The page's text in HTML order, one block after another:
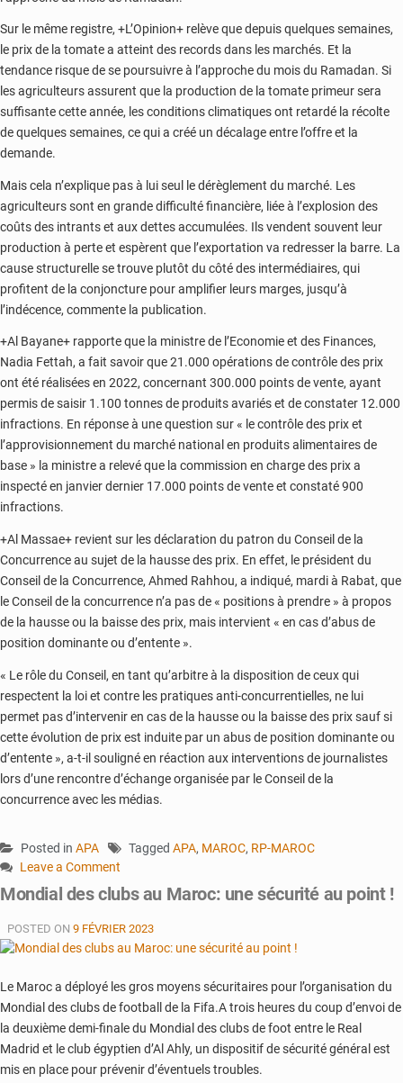
Sur le même registre, +L’Opinion+ relève que depuis quelques semaines,
le prix de la tomate a atteint des records dans les marchés. Et la
tendance risque de se poursuivre à l’approche du mois du Ramadan. Si
les agriculteurs assurent que la production de la tomate primeur sera
suffisante cette année, les conditions climatiques ont retardé la récolte
de quelques semaines, ce qui a créé un décalage entre l’offre et la
demande.
Mais cela n’explique pas à lui seul le dérèglement du marché. Les
agriculteurs sont en grande difficulté financière, liée à l’explosion des
coûts des intrants et aux dettes accumulées. Ils vendent souvent leur
production à perte et espèrent que l’exportation va redresser la barre. La
cause structurelle se trouve plutôt du côté des intermédiaires, qui
profitent de la conjoncture pour amplifier leurs marges, jusqu’à
l’indécence, commente la publication.
+Al Bayane+ rapporte que la ministre de l’Economie et des Finances,
Nadia Fettah, a fait savoir que 21.000 opérations de contrôle des prix
ont été réalisées en 2022, concernant 300.000 points de vente, ayant
permis de saisir 1.100 tonnes de produits avariés et de constater 12.000
infractions. En réponse à une question sur « le contrôle des prix et
l’approvisionnement du marché national en produits alimentaires de
base » la ministre a relevé que la commission en charge des prix a
inspecté en janvier dernier 17.000 points de vente et constaté 900
infractions.
+Al Massae+ revient sur les déclaration du patron du Conseil de la
Concurrence au sujet de la hausse des prix. En effet, le président du
Conseil de la Concurrence, Ahmed Rahhou, a indiqué, mardi à Rabat, que
le Conseil de la concurrence n’a pas de « positions à prendre » à propos
de la hausse ou la baisse des prix, mais intervient « en cas d’abus de
position dominante ou d’entente ».
« Le rôle du Conseil, en tant qu’arbitre à la disposition de ceux qui
respectent la loi et contre les pratiques anti-concurrentielles, ne lui
permet pas d’intervenir en cas de la hausse ou la baisse des prix sauf si
cette évolution de prix est induite par un abus de position dominante ou
d’entente », a-t-il souligné en réaction aux interventions de journalistes
lors d’une rencontre d’échange organisée par le Conseil de la
concurrence avec les médias.
Posted in APA Tagged APA, MAROC, RP-MAROC
Leave a Comment
La
flambée
des
des
produiits
la
manchette
des
Mondial des clubs au Maroc: une sécurité au point !
POSTED ON 9 FÉVRIER 2023
Le Maroc a déployé les gros moyens sécuritaires pour l’organisation du
Mondial des clubs de football de la Fifa.A trois heures du coup d’envoi de
la deuxième demi-finale du Mondial des clubs de foot entre le Real
Madrid et le club égyptien d’Al Ahly, un dispositif de sécurité général est
mis en place pour prévenir d’éventuels troubles.